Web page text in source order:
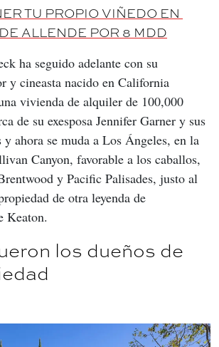
TU PROPIO VIÑEDO EN
ALLENDE POR 8 MDD
ha seguido adelante con su
y cineasta nacido en California
vivienda de alquiler de 100,000
de su exesposa Jennifer Garner y sus
y ahora se muda a Los Ángeles, en la
Canyon, favorable a los caballos,
y Pacific Palisades, justo al
de otra leyenda de
Keaton.
los dueños de